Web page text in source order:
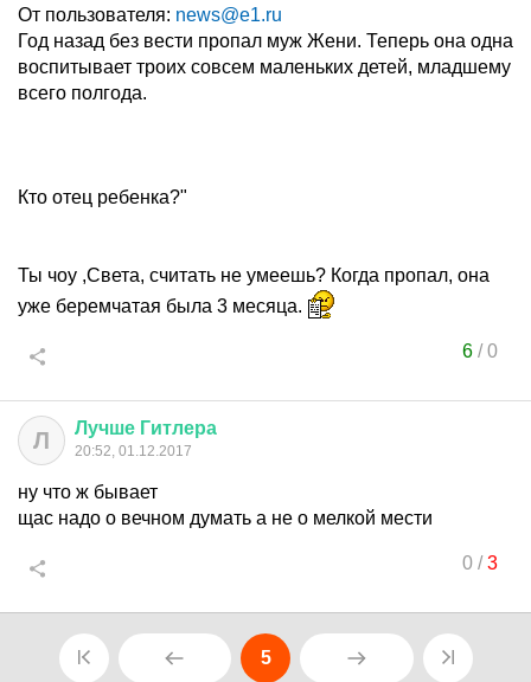
От пользователя: news@e1.ru
Год назад без вести пропал муж Жени. Теперь она одна
воспитывает троих совсем маленьких детей, младшему
всего полгода.
Кто отец ребенка?"
Ты чоу ,Света, считать не умеешь? Когда пропал, она
уже беремчатая была 3 месяца.
6/0
Л Лучше Гитлера
20:52, 01.12.2017
ну что ж бывает
щас надо о вечном думать а не о мелкой мести
0/3
5